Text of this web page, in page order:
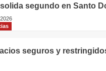
segundo en Santo
seguros y